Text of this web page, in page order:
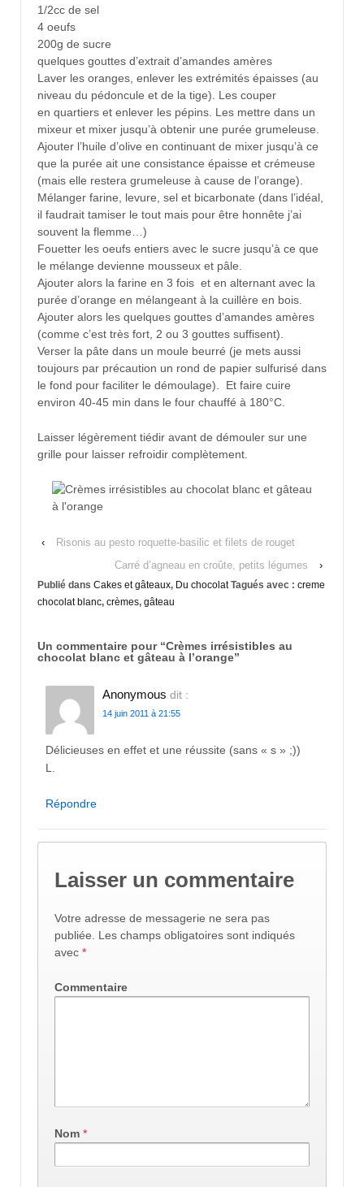
1/2cc de sel
4 oeufs
200g de sucre
quelques gouttes d’extrait d’amandes amères
Laver les oranges, enlever les extrémités épaisses (au
niveau du pédoncule et de la tige). Les couper
en quartiers et enlever les pépins. Les mettre dans un
mixeur et mixer jusqu’à obtenir une purée grumeleuse.
Ajouter l’huile d’olive en continuant de mixer jusqu’à ce
que la purée ait une consistance épaisse et crémeuse
(mais elle restera grumeleuse à cause de l’orange).
Mélanger farine, levure, sel et bicarbonate (dans l’idéal,
il faudrait tamiser le tout mais pour être honnête j’ai
souvent la flemme…)
Fouetter les oeufs entiers avec le sucre jusqu’à ce que
le mélange devienne mousseux et pâle.
Ajouter alors la farine en 3 fois et en alternant avec la
purée d’orange en mélangeant à la cuillère en bois.
Ajouter alors les quelques gouttes d’amandes amères
(comme c’est très fort, 2 ou 3 gouttes suffisent).
Verser la pâte dans un moule beurré (je mets aussi
toujours par précaution un rond de papier sulfurisé dans
le fond pour faciliter le démoulage). Et faire cuire
environ 40-45 min dans le four chauffé à 180°C.
Laisser légèrement tiédir avant de démouler sur une
grille pour laisser refroidir complètement.
‹
Risonis au pesto roquette-basilic et filets de rouget
Carré d’agneau en croûte, petits légumes
›
Publié dans Cakes et gâteaux, Du chocolatTagués avec : creme
chocolat blanc, crèmes, gâteau
Un commentaire pour “Crèmes irrésistibles au
chocolat blanc et gâteau à l’orange”
Anonymous dit :
14 juin 2011 à 21:55
Délicieuses en effet et une réussite (sans « s » ;))
L.
Répondre
Laisser un commentaire
Votre adresse de messagerie ne sera pas
publiée.
Les champs obligatoires sont indiqués
avec *
Commentaire
Nom *